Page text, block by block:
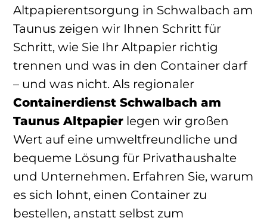
Altpapierentsorgung in Schwalbach am
Taunus zeigen wir Ihnen Schritt für
Schritt, wie Sie Ihr Altpapier richtig
trennen und was in den Container darf
– und was nicht. Als regionaler
Containerdienst Schwalbach am
Taunus Altpapier legen wir großen
Wert auf eine umweltfreundliche und
bequeme Lösung für Privathaushalte
und Unternehmen. Erfahren Sie, warum
es sich lohnt, einen Container zu
bestellen, anstatt selbst zum